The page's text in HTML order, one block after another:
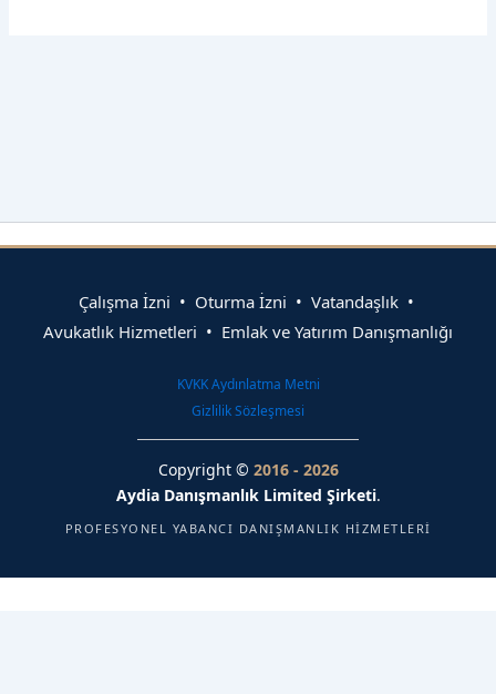
Çalışma İzni • Oturma İzni • Vatandaşlık •
Avukatlık Hizmetleri • Emlak ve Yatırım Danışmanlığı
KVKK Aydınlatma Metni
Gizlilik Sözleşmesi
Copyright © 2016 - 2026
Aydia Danışmanlık Limited Şirketi.
PROFESYONEL YABANCI DANIŞMANLIK HIZMETLERI